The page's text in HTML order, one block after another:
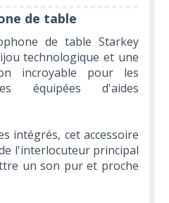
de table
de table Starkey
technologique et une
incroyable pour les
équipées d'aides
intégrés, cet accessoire
l'interlocuteur principal
un son pur et proche